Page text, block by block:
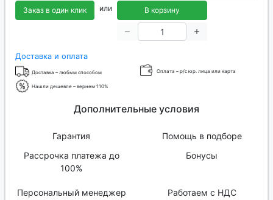
Заказ в один клик или В корзину
Доставка и оплата
Доставка – любым способом Оплата – р/с юр. лица или карта
Нашли дешевле – вернем 110%
Дополнительные условия
Гарантия
Помощь в подборе
Рассрочка платежа до
100%
Бонусы
Персональный менеджер Работаем с НДС